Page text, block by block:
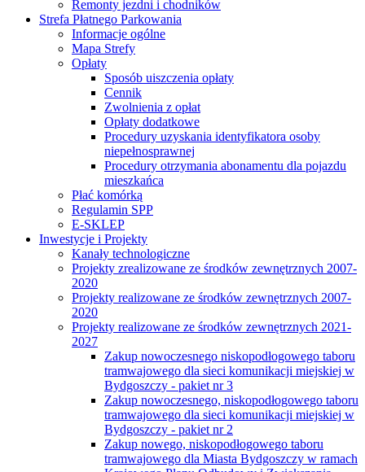
Remonty jezdni i chodników
Strefa Płatnego Parkowania
Informacje ogólne
Mapa Strefy
Opłaty
Sposób uiszczenia opłaty
Cennik
Zwolnienia z opłat
Opłaty dodatkowe
Procedury uzyskania identyfikatora osoby
niepełnosprawnej
Procedury otrzymania abonamentu dla pojazdu
mieszkańca
Płać komórką
Regulamin SPP
E-SKLEP
Inwestycje i Projekty
Kanały technologiczne
Projekty zrealizowane ze środków zewnętrznych 2007-
2020
Projekty realizowane ze środków zewnętrznych 2007-
2020
Projekty realizowane ze środków zewnętrznych 2021-
2027
Zakup nowoczesnego niskopodłogowego taboru
tramwajowego dla sieci komunikacji miejskiej w
Bydgoszczy - pakiet nr 3
Zakup nowoczesnego, niskopodłogowego taboru
tramwajowego dla sieci komunikacji miejskiej w
Bydgoszczy - pakiet nr 2
Zakup nowego, niskopodłogowego taboru
tramwajowego dla Miasta Bydgoszczy w ramach